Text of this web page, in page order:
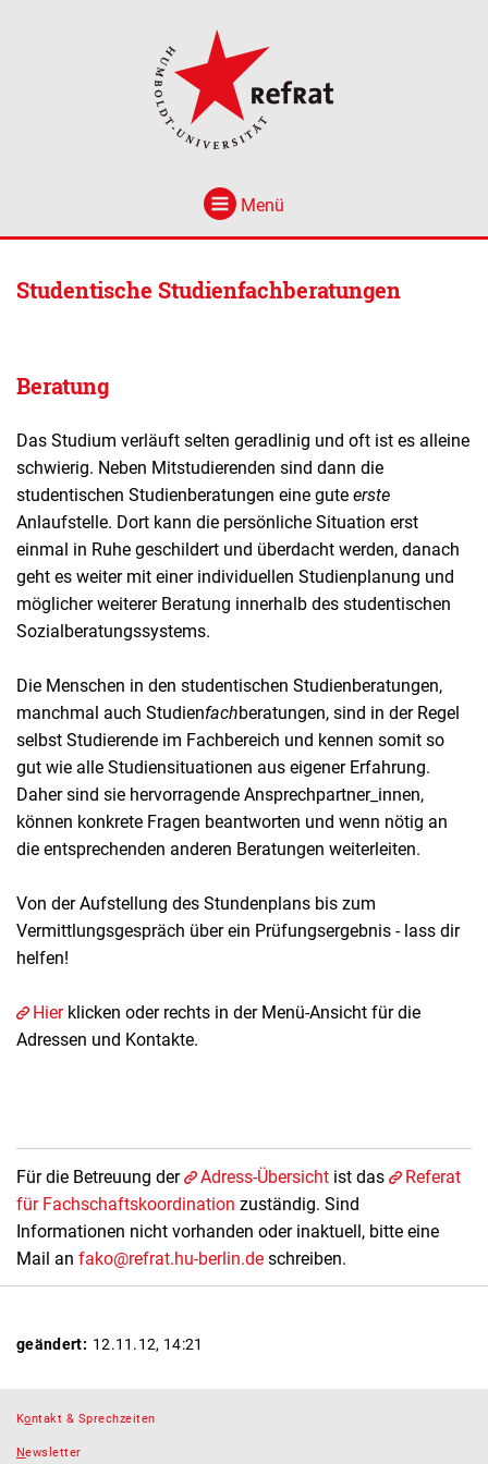
Menü
Studentische Studienfachberatungen
Beratung
Das Studium verläuft selten geradlinig und oft ist es alleine
schwierig. Neben Mitstudierenden sind dann die
studentischen Studienberatungen eine gute erste
Anlaufstelle. Dort kann die persönliche Situation erst
einmal in Ruhe geschildert und überdacht werden, danach
geht es weiter mit einer individuellen Studienplanung und
möglicher weiterer Beratung innerhalb des studentischen
Sozialberatungssystems.
Die Menschen in den studentischen Studienberatungen,
manchmal auch Studienfachberatungen, sind in der Regel
selbst Studierende im Fachbereich und kennen somit so
gut wie alle Studiensituationen aus eigener Erfahrung.
Daher sind sie hervorragende Ansprechpartner_innen,
können konkrete Fragen beantworten und wenn nötig an
die entsprechenden anderen Beratungen weiterleiten.
Von der Aufstellung des Stundenplans bis zum
Vermittlungsgespräch über ein Prüfungsergebnis - lass dir
helfen!
Hierklicken oder rechts in der Menü-Ansicht für die
Adressen und Kontakte.
Für die Betreuung der Adress-Übersicht ist das
Referat
für Fachschaftskoordination zuständig. Sind
Informationen nicht vorhanden oder inaktuell, bitte eine
Mail an fako@refrat.hu-berlin.de schreiben.
geändert: 12.11.12, 14:21
Kontakt & Sprechzeiten
Newsletter